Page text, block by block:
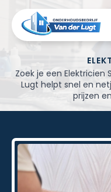
Zoek je een
Lugt helpt snel en
prijzen